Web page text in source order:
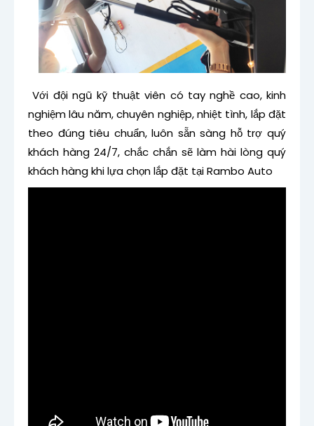
Với đội ngũ kỹ thuật viên có tay nghề cao, kinh
nghiệm lâu năm, chuyên nghiệp, nhiệt tình, lắp đặt
theo đúng tiêu chuẩn, luôn sẵn sàng hỗ trợ quý
khách hàng 24/7, chắc chắn sẽ làm hài lòng quý
khách hàng khi lựa chọn lắp đặt tại Rambo Auto